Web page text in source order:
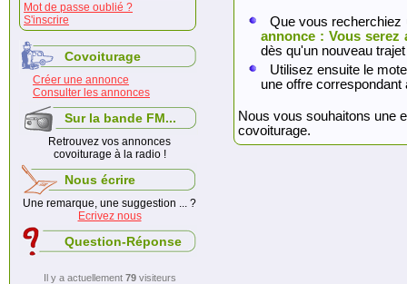
Mot de passe oublié ?
S'inscrire
Covoiturage
Créer une annonce
Consulter les annonces
Sur la bande FM...
Retrouvez vos annonces
covoiturage à la radio !
Nous écrire
Une remarque, une suggestion ... ?
Ecrivez nous
Question-Réponse
Il y a actuellement 79visiteurs
Que vous
annonce : Vous serez
dès qu'un nouveau
Utilisez ensuite le
une offre
Nous vous souhaitons une
covoiturage.